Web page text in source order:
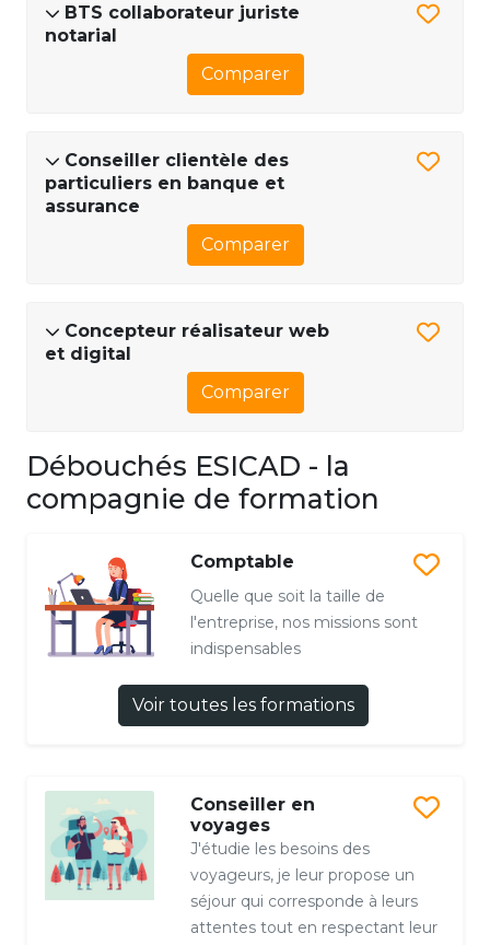
BTS collaborateur juriste
notarial
Comparer
Conseiller clientèle des
particuliers en banque et
assurance
Comparer
Concepteur réalisateur web
et digital
Comparer
Débouchés ESICAD - la
compagnie de formation
Comptable
Quelle que soit la taille de
l'entreprise, nos missions sont
indispensables
Voir toutes les formations
Conseiller en
voyages
J'étudie les besoins des
voyageurs, je leur propose un
séjour qui corresponde à leurs
attentes tout en respectant leur